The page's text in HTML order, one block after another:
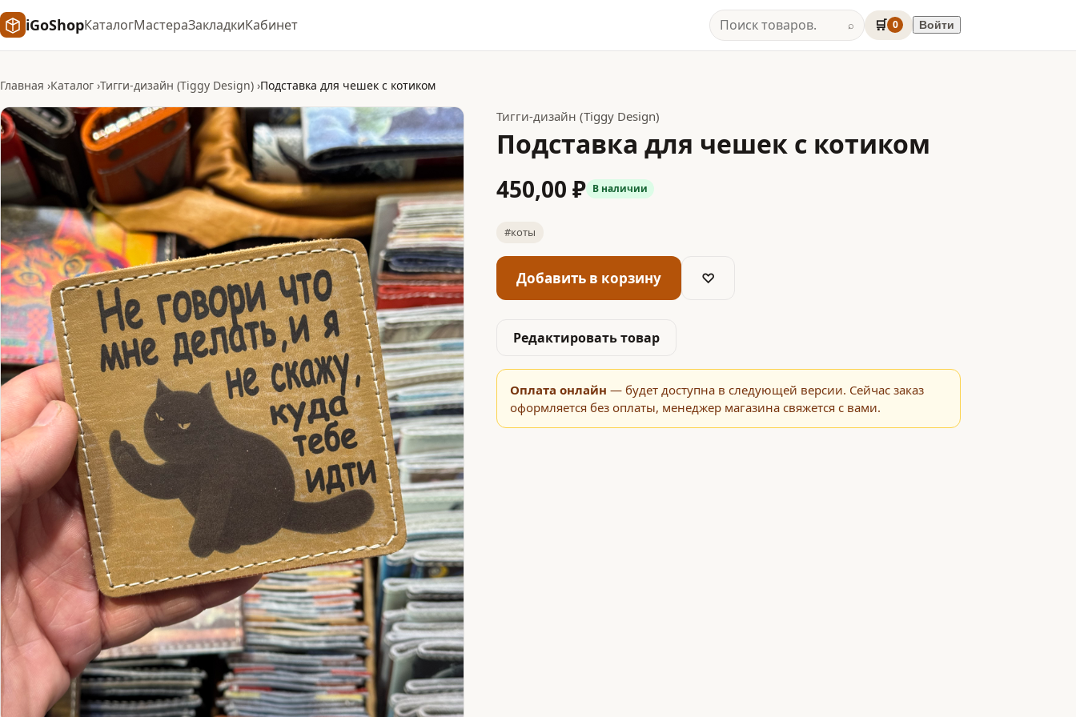
iGoShopКаталогМастераЗакладкиКабинет ⌕ 🛒 0 Войти
Главная Каталог Тигги-дизайн (Tiggy Design) Подставка для чешек с котиком
Тигги-дизайн (Tiggy Design)
Подставка для чешек с котиком
450,00 ₽ В наличии
#коты
Добавить в корзину ♡
Редактировать товар
Оплата онлайн — будет доступна в следующей версии. Сейчас заказ
оформляется без оплаты, менеджер магазина свяжется с вами.